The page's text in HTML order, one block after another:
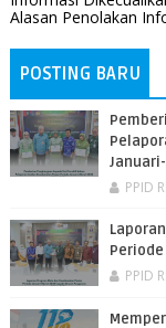
Alasan Penolakan
POSTING BARU
PPID
PPID